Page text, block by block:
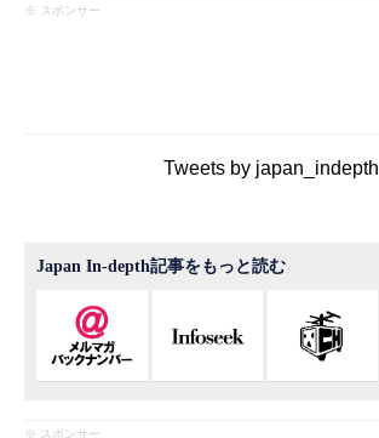
※ スポンサー
Tweets by japan_indepth
Japan In-depth記事をもっと読む
※ スポンサー